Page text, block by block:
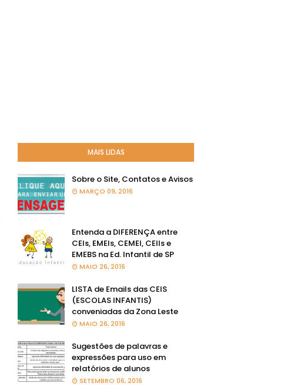
MAIS LIDAS
Sobre o Site, Contatos e Avisos
MARÇO 09, 2016
Entenda a DIFERENÇA entre
CEIs, EMEIs, CEMEI, CEIIs e
EMEBS na Ed. Infantil de SP
MAIO 26, 2016
LISTA de Emails das CEIS
(ESCOLAS INFANTIS)
conveniadas da Zona Leste
MAIO 26, 2016
Sugestões de palavras e
expressões para uso em
relatórios de alunos
SETEMBRO 06, 2016